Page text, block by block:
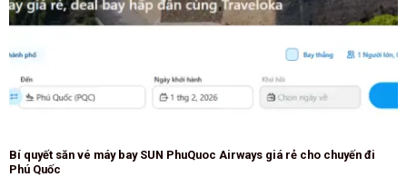
Bí quyết săn vé máy bay SUN PhuQuoc Airways giá rẻ cho chuyến đi
Phú Quốc